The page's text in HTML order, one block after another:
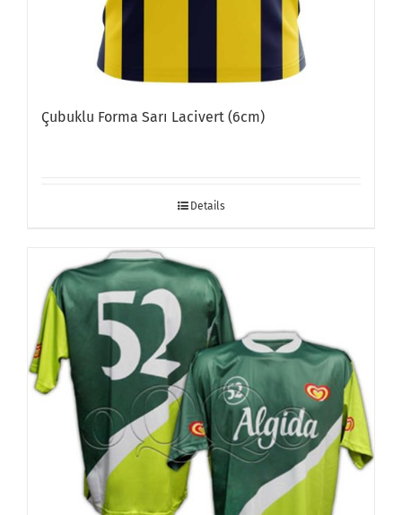
Çubuklu Forma Sarı Lacivert (6cm)
Details